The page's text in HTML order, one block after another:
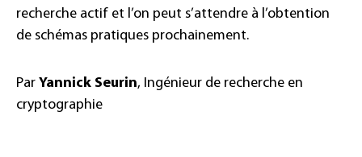
recherche actif et l’on peut s’attendre à l’obtention
de schémas pratiques prochainement.
Par Yannick Seurin, Ingénieur de recherche en
cryptographie